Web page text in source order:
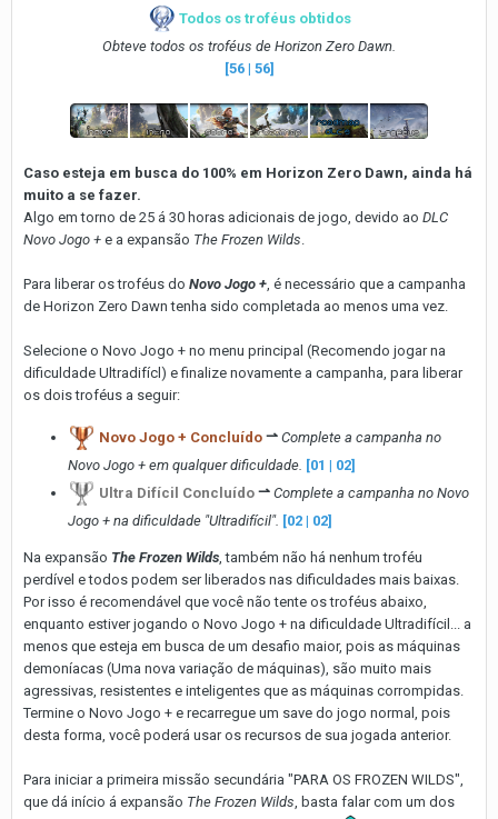
Todos os troféus obtidos
Obteve todos os troféus de Horizon Zero Dawn.
[56 | 56]
Caso esteja em busca do 100% em Horizon Zero Dawn, ainda há
muito a se fazer.
Algo em torno de 25 á 30 horas adicionais de jogo, devido ao DLC
Novo Jogo + e a expansão The Frozen Wilds.
Para liberar os troféus do Novo Jogo +, é necessário que a campanha
de Horizon Zero Dawn tenha sido completada ao menos uma vez.
Selecione o Novo Jogo + no menu principal (Recomendo jogar na
dificuldade Ultradifícl) e finalize novamente a campanha, para liberar
os dois troféus a seguir:
Novo Jogo + Concluído ⇀ Complete a campanha no
Novo Jogo + em qualquer dificuldade. [01 | 02]
Ultra Difícil Concluído ⇀ Complete a campanha no Novo
Jogo + na dificuldade "Ultradifícil". [02 | 02]
Na expansão The Frozen Wilds, também não há nenhum troféu
perdível e todos podem ser liberados nas dificuldades mais baixas.
Por isso é recomendável que você não tente os troféus abaixo,
enquanto estiver jogando o Novo Jogo + na dificuldade Ultradifícil... a
menos que esteja em busca de um desafio maior, pois as máquinas
demoníacas (Uma nova variação de máquinas), são muito mais
agressivas, resistentes e inteligentes que as máquinas corrompidas.
Termine o Novo Jogo + e recarregue um save do jogo normal, pois
desta forma, você poderá usar os recursos de sua jogada anterior.
Para iniciar a primeira missão secundária "PARA OS FROZEN WILDS",
que dá início á expansão The Frozen Wilds, basta falar com um dos